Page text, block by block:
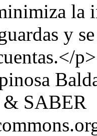
la
y
p>
SABER